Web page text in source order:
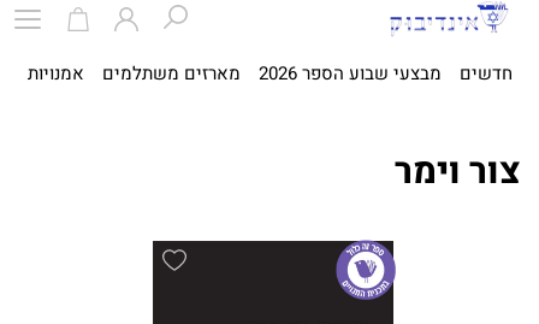
חדשים מבצעי שבוע הספר 2026 מארזים משתלמים אמנויות
צור וימר